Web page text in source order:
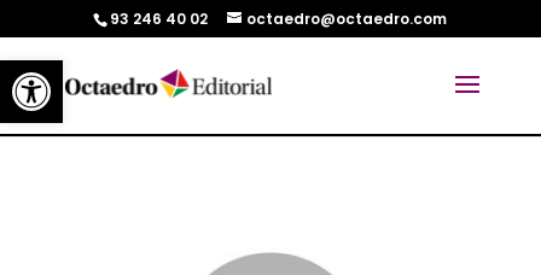
Abrir barra de herramientas
93 246 40 02 octaedro@octaedro.com